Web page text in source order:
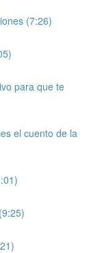
(7:26)
para que te
el cuento de la